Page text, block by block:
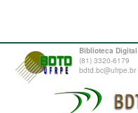
Biblioteca
(81) 3320-6179
bdtd.bc@ufrpe.br